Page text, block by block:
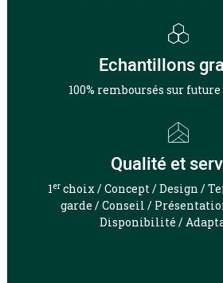
Echantillons
100% remboursés sur
Qualité et
1er choix / Concept / Design /
garde / Conseil /
Disponibilité /